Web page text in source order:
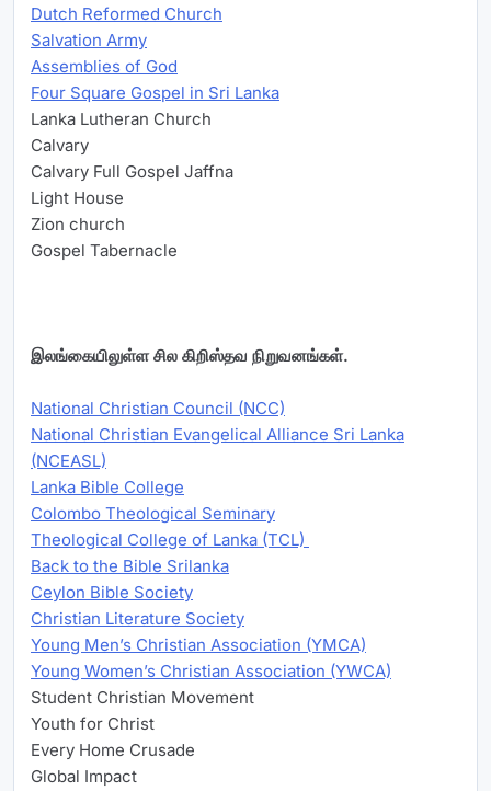
Dutch Reformed Church
Salvation Army
Assemblies of God
Four Square Gospel in Sri Lanka
Lanka Lutheran Church
Calvary
Calvary Full Gospel Jaffna
Light House
Zion church
Gospel Tabernacle
இலங்கையிலுள்ள சில கிறிஸ்தவ நிறுவனங்கள்.
National Christian Council (NCC)
National Christian Evangelical Alliance Sri Lanka
(NCEASL)
Lanka Bible College
Colombo Theological Seminary
Theological College of Lanka (TCL)
Back to the Bible Srilanka
Ceylon Bible Society
Christian Literature Society
Young Men’s Christian Association (YMCA)
Young Women’s Christian Association (YWCA)
Student Christian Movement
Youth for Christ
Every Home Crusade
Global Impact